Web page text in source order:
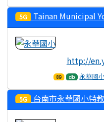
5G Tainan Municipal
http://
89 db 永華國
5G 台南市永華國小特